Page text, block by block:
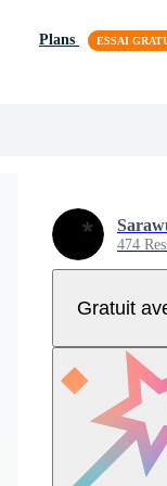
Plans
474
Gratuit